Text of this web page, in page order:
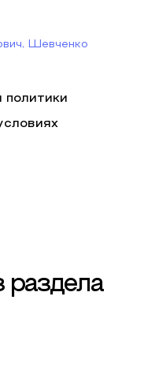
Шевченко
политики
раздела